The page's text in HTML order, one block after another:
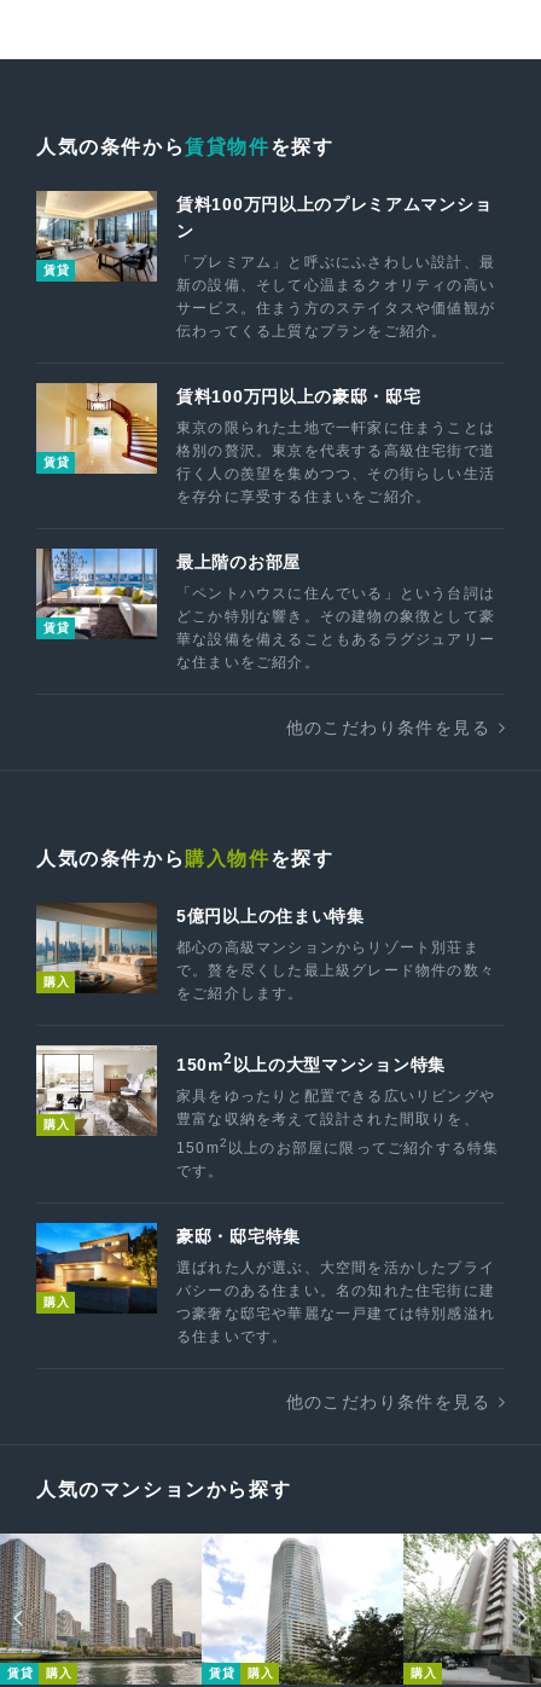
人気の条件から賃貸物件を探す
賃貸
賃料100万円以上のプレミアムマンショ
ン
「プレミアム」と呼ぶにふさわしい設計、最
新の設備、そして心温まるクオリティの高い
サービス。住まう方のステイタスや価値観が
伝わってくる上質なプランをご紹介。
賃貸
賃料100万円以上の豪邸・邸宅
東京の限られた土地で一軒家に住まうことは
格別の贅沢。東京を代表する高級住宅街で道
行く人の羨望を集めつつ、その街らしい生活
を存分に享受する住まいをご紹介。
賃貸
最上階のお部屋
「ペントハウスに住んでいる」という台詞は
どこか特別な響き。その建物の象徴として豪
華な設備を備えることもあるラグジュアリー
な住まいをご紹介。
他のこだわり条件を見る
人気の条件から 購入物件を探す
購入
5億円以上の住まい特集
都心の高級マンションからリゾート別荘ま
で。贅を尽くした最上級グレード物件の数々
をご紹介します。
購入
150m2 以上の大型マンション特集
家具をゆったりと配置できる広いリビングや
豊富な収納を考えて設計された間取りを、
150m2 以上のお部屋に限ってご紹介する特集
です。
購入
豪邸・邸宅特集
選ばれた人が選ぶ、大空間を活かしたプライ
バシーのある住まい。名の知れた住宅街に建
つ豪奢な邸宅や華麗な一戸建ては特別感溢れ
る住まいです。
他のこだわり条件を見る
人気のマンションから探す
賃貸 購入 賃貸 購入 購入